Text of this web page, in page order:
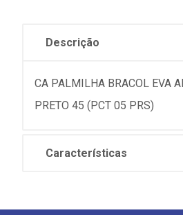
Descrição
CA PALMILHA BRACOL EVA
PRETO 45 (PCT 05 PRS)
Características